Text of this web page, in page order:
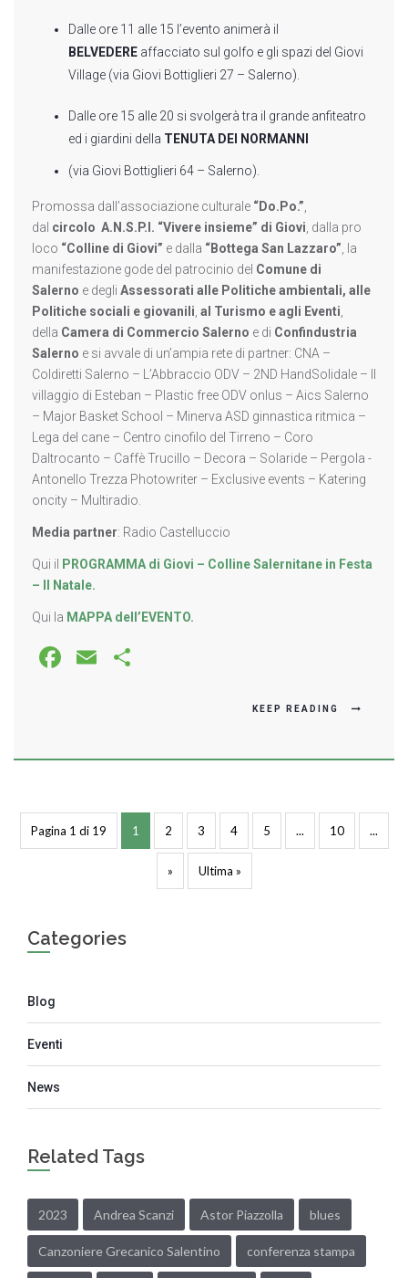
Dalle ore 11 alle 15 l’evento animerà il
BELVEDERE affacciato sul golfo e gli spazi del Giovi
Village (via Giovi Bottiglieri 27 – Salerno).
Dalle ore 15 alle 20 si svolgerà tra il grande anfiteatro
ed i giardini della TENUTA DEI NORMANNI
(via Giovi Bottiglieri 64 – Salerno).
Promossa dall’associazione culturale “Do.Po.”
dal circolo A.N.S.P.I. “Vivere insieme” di Giovi , dalla pro
loco “Colline di Giovi” e dalla “Bottega San Lazzaro” , la
manifestazione gode del patrocinio del Comune di
Salerno e degli Assessorati alle Politiche ambientali, alle
Politiche sociali e giovanili al Turismo e agli Eventi
della Camera di Commercio Salerno e di Confindustria
Salerno e si avvale di un’ampia rete di partner: CNA –
Coldiretti Salerno – L’Abbraccio ODV – 2ND HandSolidale – Il
villaggio di Esteban – Plastic free ODV onlus – Aics Salerno
– Major Basket School – Minerva ASD ginnastica ritmica –
Lega del cane – Centro cinofilo del Tirreno – Coro
Daltrocanto – Caffè Trucillo – Decora – Solaride – Pergola -
Antonello Trezza Photowriter – Exclusive events – Katering
oncity – Multiradio.
Media partner: Radio Castelluccio
Qui il
PROGRAMMA di Giovi – Colline Salernitane in Festa
– Il Natale.
Qui la MAPPA dell’EVENTO.
Facebook
Email
KEEP READING
Pagina 1 di 19 1 2 3 4 5 ... 10 ...
» Ultima »
Categories
Blog
Eventi
News
Related Tags
2023 Andrea Scanzi Astor Piazzolla blues
Canzoniere Grecanico Salentino conferenza stampa